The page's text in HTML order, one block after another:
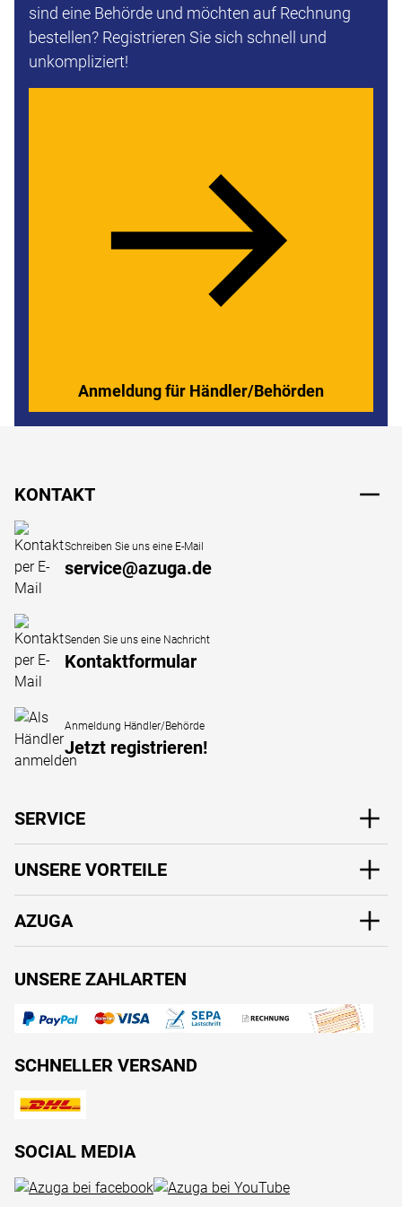
sind eine Behörde und möchten auf Rechnung
bestellen? Registrieren Sie sich schnell und
unkompliziert!
Anmeldung für Händler/Behörden
KONTAKT
Schreiben Sie uns eine E-Mail
service@azuga.de
Senden Sie uns eine Nachricht
Kontaktformular
Anmeldung Händler/Behörde
Jetzt registrieren!
SERVICE
UNSERE VORTEILE
AZUGA
UNSERE ZAHLARTEN
SCHNELLER VERSAND
SOCIAL MEDIA